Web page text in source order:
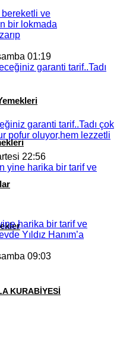
ve
bir lokmada
01:19
garanti tarif..Tadı çok
pofur oluyor,hem lezzetli
22:56
harika bir tarif ve
Yıldız Hanım’a
09:03
KURABİYESİ